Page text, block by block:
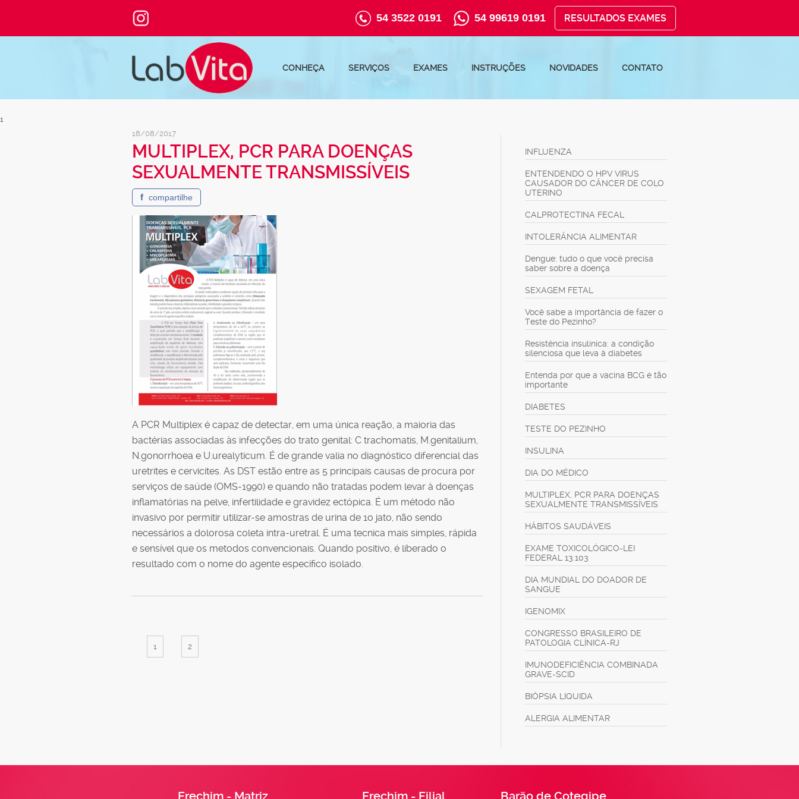
RESULTADOS EXAMES
54 99619 0191
54 3522 0191
CONHEÇA SERVIÇOS EXAMES INSTRUÇÕES NOVIDADES CONTATO
1
18/08/2017
MULTIPLEX, PCR PARA DOENÇAS
SEXUALMENTE TRANSMISSÍVEIS
f compartilhe
A PCR Multiplex é capaz de detectar, em uma única reação, a maioria das
bactérias associadas às infecções do trato genital: C trachomatis, M.genitalium,
N.gonorrhoea e U.urealyticum. É de grande valia no diagnóstico diferencial das
uretrites e cervicites. As DST estão entre as 5 principais causas de procura por
serviços de saúde (OMS-1990) e quando não tratadas podem levar à doenças
inflamatórias na pelve, infertilidade e gravidez ectópica. É um método não
invasivo por permitir utilizar-se amostras de urina de 1o jato, não sendo
necessários a dolorosa coleta intra-uretral. É uma tecnica mais simples, rápida
e sensível que os metodos convencionais. Quando positivo, é liberado o
resultado com o nome do agente específico isolado.
1 2
INFLUENZA
ENTENDENDO O HPV VIRUS
CAUSADOR DO CÂNCER DE COLO
UTERINO
CALPROTECTINA FECAL
INTOLERÂNCIA ALIMENTAR
Dengue: tudo o que você precisa
saber sobre a doença
SEXAGEM FETAL
Você sabe a importância de fazer o
Teste do Pezinho?
Resistência insulínica: a condição
silenciosa que leva à diabetes
Entenda por que a vacina BCG é tão
importante
DIABETES
TESTE DO PEZINHO
INSULINA
DIA DO MÉDICO
MULTIPLEX, PCR PARA DOENÇAS
SEXUALMENTE TRANSMISSÍVEIS
HÁBITOS SAUDÁVEIS
EXAME TOXICOLÓGICO-LEI
FEDERAL 13.103
DIA MUNDIAL DO DOADOR DE
SANGUE
IGENOMIX
CONGRESSO BRASILEIRO DE
PATOLOGIA CLÍNICA-RJ
IMUNODEFICIÊNCIA COMBINADA
GRAVE-SCID
BIÓPSIA LIQUIDA
ALERGIA ALIMENTAR
Erechim - Matriz Erechim - Filial Barão de Cotegipe